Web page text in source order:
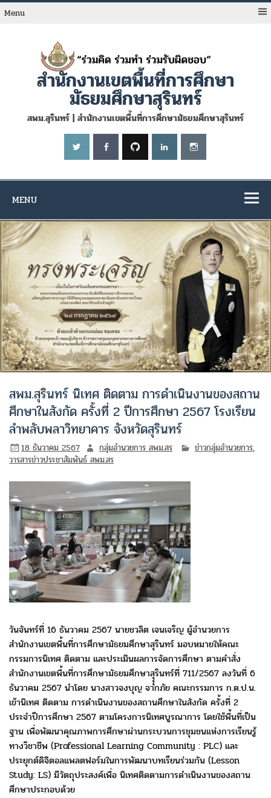
Skip
toMenu
สำนักงานเขตพื้นที่การศึกษา
มัธยมศึกษาสุรินทร์
สพม.สุรินทร์ | สำนักงานเขตพื้นที่การศึกษามัธยมศึกษาสุรินทร์
MENU
สพม.สุรินทร์ นิเทศ ติดตาม การดำเนินงานของสถาน
ศึกษาในสังกัด ครั้งที่ 2 ปีการศึกษา 2567 โรงเรียน
ลำพลับพลาวิทยาคาร จังหวัดสุรินทร์
18 ธันวาคม 2567 กลุ่มอำนวยการ สพม.สร ข่าวกลุ่มอำนวยการ,
วารสารข่าวประชาสัมพันธ์ สพม.สร
วันจันทร์ที่ 16 ธันวาคม 2567 นายชวลิต เจนเจริญผู้อำนวยการ
สำนักงานเขตพื้นที่การศึกษามัธยมศึกษาสุรินทร์มอบหมายให้คณะ
กรรมการนิเทศ ติดตาม และประเมินผลการจัดการศึกษาตามคำสั่ง
สำนักงานเขตพื้นที่การศึกษามัธยมศึกษาสุุุรินทร์ที่ 711/2567ลงวันที่ 6
ธันวาคม 2567 นำโดย นางสาวจงบุญ จากภัยคณะกรรมการ ก.ต.ป.น.
เข้านิเทศ ติดตาม การดำเนินงานของสถานศึกษาในสังกัด ครั้งที่ 2
ประจำปีการศึกษา 2567 ตามโครงการนิเทศบูรณาการโดยใช้พื้นที่เป็น
ฐาน เพื่อพัฒนาคุณภาพการศึกษาผ่านกระบวนการชุมชนแห่งการเรียนรู้
ทางวิชาชีพ (Professional Learning Community : PLC)และ
ประยุกต์ดิจิตอลแพลตฟอร์มในการพัฒนาบทเรียนร่วมกัน(Lesson
Study: LS) มีวัตถุประสงค์เพื่อ นิเทศติดตามการดำเนินงานของสถาน
ศึกษาประกอบด้วย